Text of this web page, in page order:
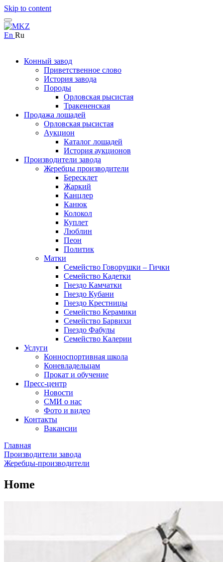
Skip to content
En Ru
Конный завод
Приветственное слово
История завода
Породы
Орловская рысистая
Тракененская
Продажа лошадей
Орловская рысистая
Аукцион
Каталог лошадей
История аукционов
Производители завода
Жеребцы производители
Бересклет
Жаркий
Канцлер
Канюк
Колокол
Куплет
Люблин
Пеон
Политик
Матки
Семейство Говорушки – Гички
Семейство Кадетки
Гнездо Камчатки
Гнездо Кубани
Гнездо Крестницы
Семейство Керамики
Семейство Барвихи
Гнездо Фабулы
Семейство Калерии
Услуги
Конноспортивная школа
Коневладельцам
Прокат и обучение
Пресс-центр
Новости
СМИ о нас
Фото и видео
Контакты
Вакансии
Главная
Производители завода
Жеребцы-производители
Home